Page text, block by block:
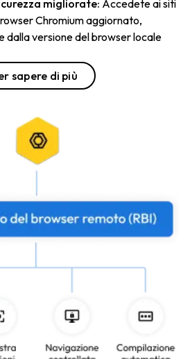
migliorate: Accedete ai siti
Chromium aggiornato,
dalla versione del browser locale
sapere di più